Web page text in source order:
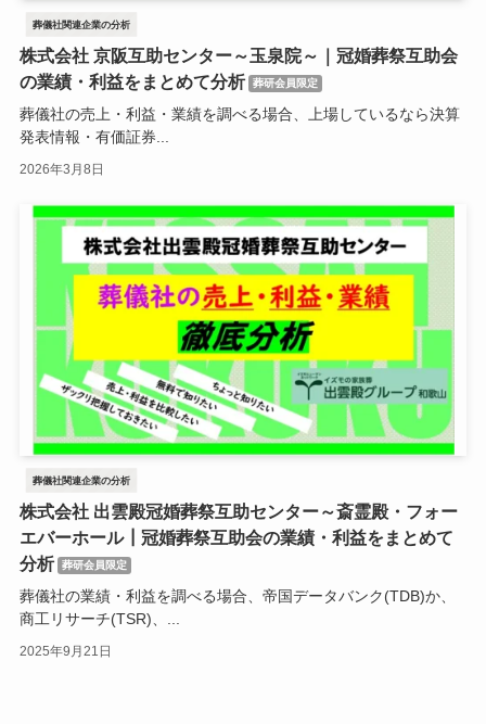
葬儀社関連企業の分析
株式会社 京阪互助センター～玉泉院～｜冠婚葬祭互助会
の業績・利益をまとめて分析
葬研会員限定
葬儀社の売上・利益・業績を調べる場合、上場しているなら決算
発表情報・有価証券...
2026年3月8日
葬儀社関連企業の分析
株式会社 出雲殿冠婚葬祭互助センター～斎霊殿・フォー
エバーホール┃冠婚葬祭互助会の業績・利益をまとめて
分析
葬研会員限定
葬儀社の業績・利益を調べる場合、帝国データバンク(TDB)か、
商工リサーチ(TSR)、...
2025年9月21日